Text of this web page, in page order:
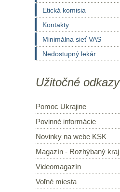
Etická komisia
Kontakty
Minimálna sieť VAS
Nedostupný lekár
Užitočné odkazy
Pomoc Ukrajine
Povinné informácie
Novinky na webe KSK
Magazín - Rozhýbaný kraj
Videomagazín
Voľné miesta